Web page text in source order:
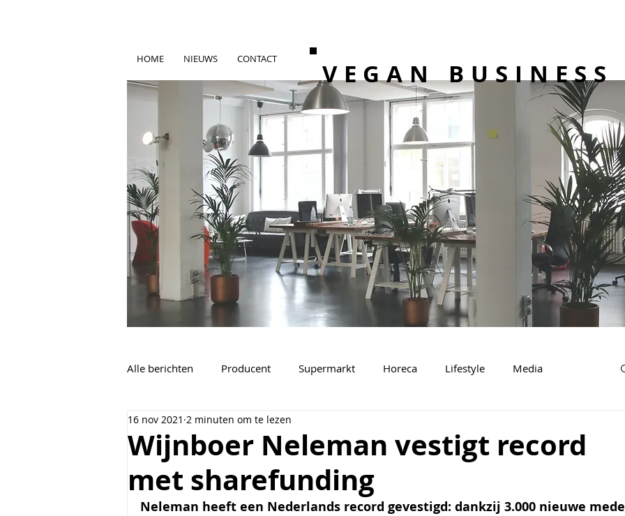
HOME NIEUWS CONTACT VEGAN BUSINESS
Alle berichten Producent Supermarkt Horeca Lifestyle Media
Vacatures Algemeen
Wijnboer Neleman vestigt record
met sharefunding
16 nov 2021 2 minuten om te lezen
Neleman heeft een Nederlands record gevestigd: dankzij 3.000 nieuwe